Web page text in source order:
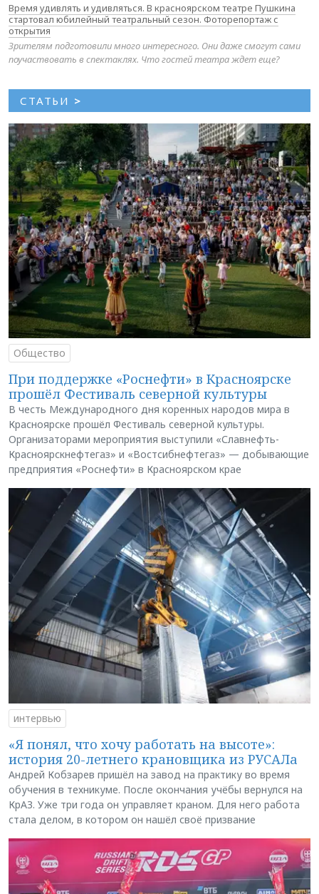
Время удивлять и удивляться. В красноярском театре Пушкина
стартовал юбилейный театральный сезон. Фоторепортаж с
открытия
Зрителям подготовили много интересного. Они даже смогут сами
поучаствовать в спектаклях. Что гостей театра ждет еще?
СТАТЬИ >
Общество
При поддержке «Роснефти» в Красноярске
прошёл Фестиваль северной культуры
В честь Международного дня коренных народов мира в
Красноярске прошёл Фестиваль северной культуры.
Организаторами мероприятия выступили «Славнефть-
Красноярскнефтегаз» и «Востсибнефтегаз» — добывающие
предприятия «Роснефти» в Красноярском крае
интервью
«Я понял, что хочу работать на высоте»:
история 20-летнего крановщика из РУСАЛа
Андрей Кобзарев пришёл на завод на практику во время
обучения в техникуме. После окончания учёбы вернулся на
КрАЗ. Уже три года он управляет краном. Для него работа
стала делом, в котором он нашёл своё призвание